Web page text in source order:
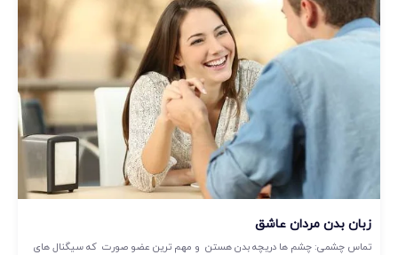
زبان بدن مردان عاشق
تماس چشمی: چشم ها دریچه بدن هستن و مهم ترین عضو صورت که سیگنال های